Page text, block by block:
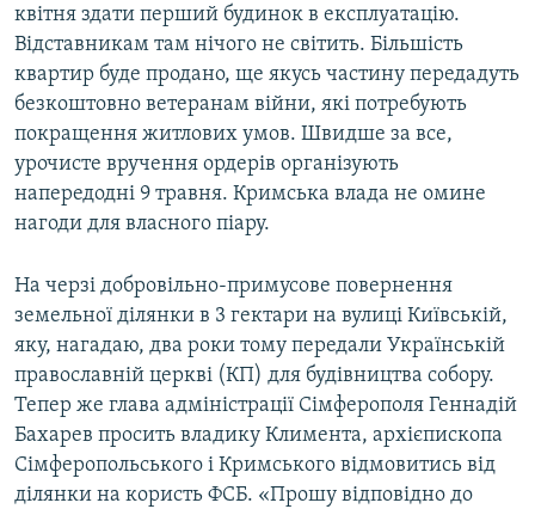
квітня здати перший будинок в експлуатацію.
Відставникам там нічого не світить. Більшість
квартир буде продано, ще якусь частину передадуть
безкоштовно ветеранам війни, які потребують
покращення житлових умов. Швидше за все,
урочисте вручення ордерів організують
напередодні 9 травня. Кримська влада не омине
нагоди для власного піару.
На черзі добровільно-примусове повернення
земельної ділянки в 3 гектари на вулиці Київській,
яку, нагадаю, два роки тому передали Українській
православній церкві (КП) для будівництва собору.
Тепер же глава адміністрації Сімферополя Геннадій
Бахарев просить владику Климента, архієпископа
Сімферопольського і Кримського відмовитись від
ділянки на користь ФСБ. «Прошу відповідно до